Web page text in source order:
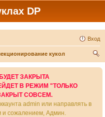
DP
Вход
кукол
ЗАКРЫТА
В РЕЖИМ "ТОЛЬКО
СОВСЕМ.
admin или направлять в
и сожалением, Админ.